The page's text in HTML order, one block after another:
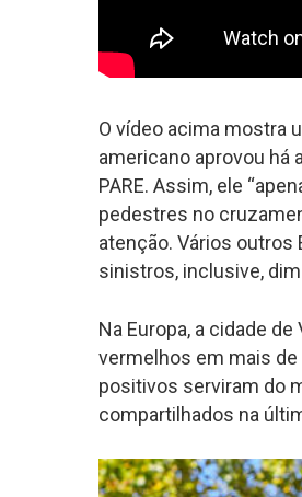
O vídeo acima mostra
americano aprovou há
PARE. Assim, ele
pedestres no
atenção. Vários outros
sinistros, inclusive,
Na Europa, a cidade
vermelhos em mais de
positivos serviram do
compartilhados na